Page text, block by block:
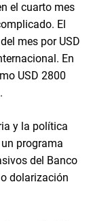
el cuarto mes
El
mes por USD
En
USD 2800
y la política
programa
del Banco
dolarización